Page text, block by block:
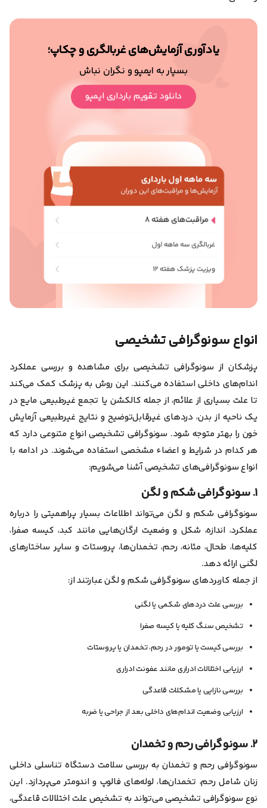
یادآوری آزمایش‌های غربالگری و چکاپ؛
بسپار به ایمپو و نگران نباش
دانلود تقویم بارداری ایمپو
انواع سونوگرافی تشخیصی
پزشکان از سونوگرافی تشخیصی برای مشاهده‌ و بررسی عملکرد
اندام‌های داخلی استفاده می‌کنند. این روش به پزشک کمک می‌کند
تا علت بسیاری از علائم، از جمله کالکشن یا تجمع غیرطبیعی مایع در
یک ناحیه از بدن، دردهای غیرقابل‌توضیح و نتایج غیرطبیعی آزمایش‌
خون را بهتر متوجه شود. سونوگرافی‌ تشخیصی انواع متنوعی دارد که
هر کدام در شرایط و اعضاء مشخصی استفاده می‌شوند. در ادامه با
انواع سونوگرافی‌های تشخیصی آشنا می‌شویم:
۱. سونوگرافی شکم و لگن
سونوگرافی شکم و لگن می‌تواند اطلاعات بسیار پراهمیتی را درباره
عملکرد، اندازه، شکل و وضعیت ارگان‌هایی مانند کبد، کیسه صفرا،
کلیه‌ها، طحال، مثانه، رحم، تخمدان‌ها، پروستات و سایر ساختارهای
لگنی ارائه دهد.
از جمله کاربردهای سونوگرافی شکم و لگن عبارتند از:
بررسی علت دردهای شکمی یا لگنی
تشخیص سنگ کلیه یا کیسه صفرا
بررسی کیست یا تومور در رحم، تخمدان یا پروستات
ارزیابی اختلالات ادراری مانند عفونت ادراری
بررسی نازایی یا مشکلات قاعدگی
ارزیابی وضعیت اندام‌های داخلی بعد از جراحی یا ضربه
۲. سونوگرافی رحم و تخمدان
سونوگرافی رحم و تخمدان به بررسی سلامت دستگاه تناسلی داخلی
زنان شامل رحم، تخمدان‌ها، لوله‌های فالوپ و اندومتر می‌پردازد. این
نوع سونوگرافی تشخیصی می‌تواند به تشخیص علت اختلالات قاعدگی،